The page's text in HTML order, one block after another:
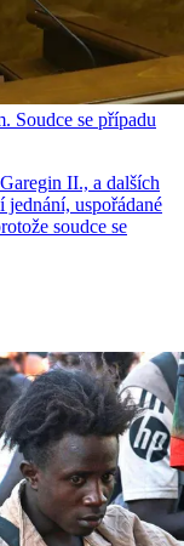
Soudce se případu
II., a dalších
jednání, uspořádané
soudce se